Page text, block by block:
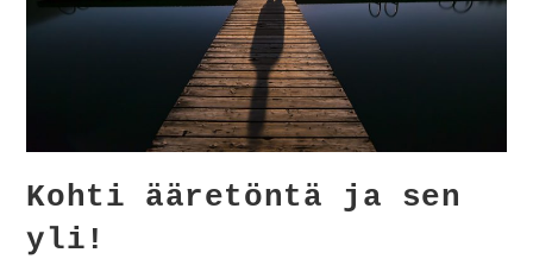
Kohti ääretöntä ja sen
yli!